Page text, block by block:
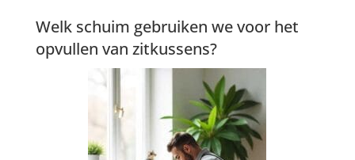
Welk schuim gebruiken we voor het
opvullen van zitkussens?